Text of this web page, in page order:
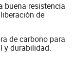
buena resistencia
de
de carbono para
y durabilidad.